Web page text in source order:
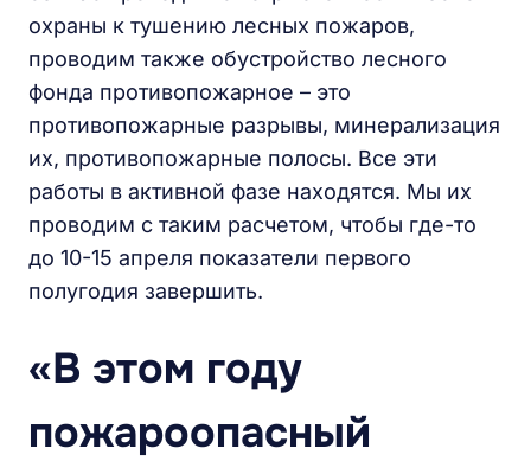
охраны к тушению лесных пожаров,
проводим также обустройство лесного
фонда противопожарное – это
противопожарные разрывы, минерализация
их, противопожарные полосы. Все эти
работы в активной фазе находятся. Мы их
проводим с таким расчетом, чтобы где-то
до 10-15 апреля показатели первого
полугодия завершить.
«В этом году
пожароопасный